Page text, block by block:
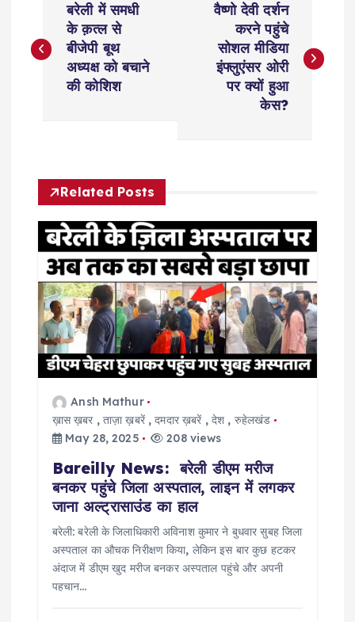
o
s
a
v
g
a
t
बरेली में समधी
के क़त्ल से
बीजेपी बूथ
अध्यक्ष को बचाने
की कोशिश
वैष्णो देवी दर्शन
करने पहुंचे
सोशल मीडिया
इंफ्लुएंसर ओरी
पर क्यों हुआ
केस?
Related Posts
Ansh Mathur
ख़ास ख़बर ,ताज़ा ख़बरें,दमदार ख़बरें , देश , रुहेलखंड
May 28, 2025
208 views
Bareilly News: बरेली डीएम मरीज
बनकर पहुंचे जिला अस्पताल, लाइन में लगकर
जाना अल्ट्रासाउंड का हाल
बरेली: बरेली के जिलाधिकारी अविनाश कुमार ने बुधवार सुबह जिला
अस्पताल का औचक निरीक्षण किया, लेकिन इस बार कुछ हटकर
अंदाज में डीएम खुद मरीज बनकर अस्पताल पहुंचे और अपनी
पहचान…